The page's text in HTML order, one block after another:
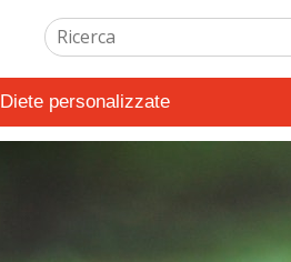
Diete personalizzate